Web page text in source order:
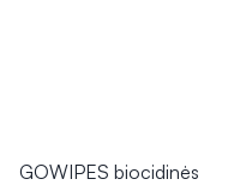
GOWIPES biocidinės